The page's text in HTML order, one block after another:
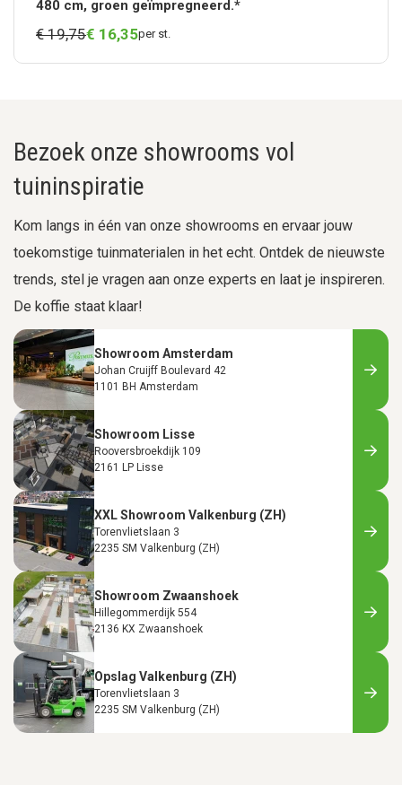
480 cm, groen geïmpregneerd.*
€ 19,75€ 16,35per st.
Bezoek onze showrooms vol
tuininspiratie
Kom langs in één van onze showrooms en ervaar jouw
toekomstige tuinmaterialen in het echt. Ontdek de nieuwste
trends, stel je vragen aan onze experts en laat je inspireren.
De koffie staat klaar!
Showroom Amsterdam
Johan Cruijff Boulevard 42
1101 BH Amsterdam
Showroom Lisse
Rooversbroekdijk 109
2161 LP Lisse
XXL Showroom Valkenburg (ZH)
Torenvlietslaan 3
2235 SM Valkenburg (ZH)
Showroom Zwaanshoek
Hillegommerdijk 554
2136 KX Zwaanshoek
Opslag Valkenburg (ZH)
Torenvlietslaan 3
2235 SM Valkenburg (ZH)